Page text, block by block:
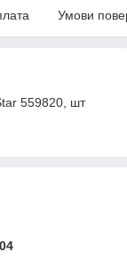
Умови
559820, шт